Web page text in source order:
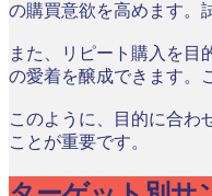
の購買意欲を高めます。
また、リピート購入を目
の愛着を醸成できます。
このように、目的に合わ
ことが重要です。